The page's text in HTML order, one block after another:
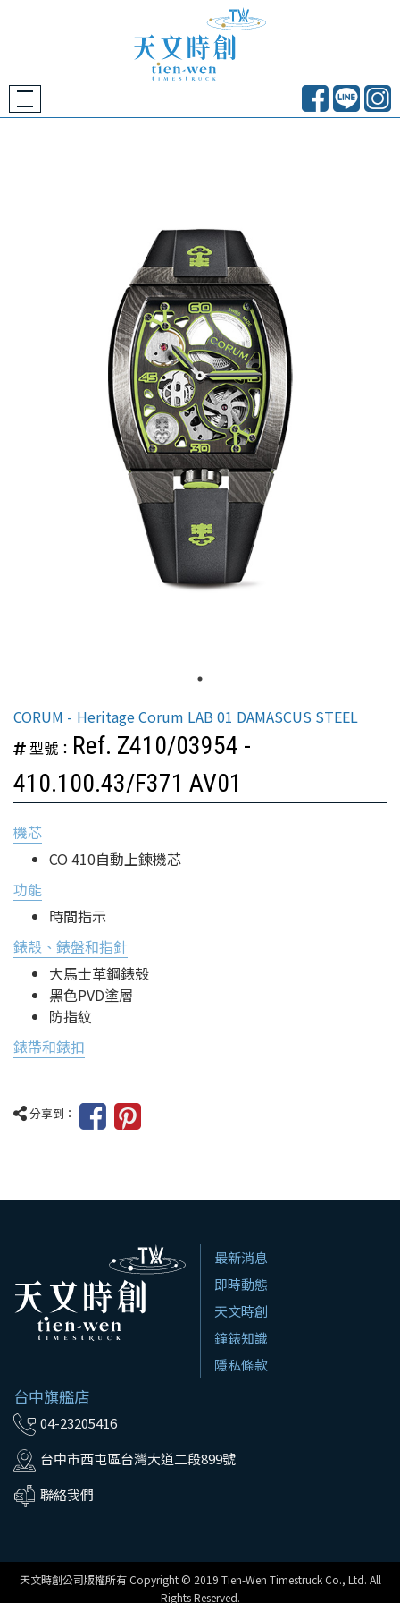
CORUM
Heritage Corum LAB 01 DAMASCUS STEEL
型號： Ref. Z410/03954 -
410.100.43/F371 AV01
機芯
CO 410自動上鍊機芯
功能
時間指示
錶殼、錶盤和指針
大馬士革鋼錶殼
黑色PVD塗層
防指紋
錶帶和錶扣
分享到：
台中旗艦店
04-23205416
台中市西屯區台灣大道二段899號
聯絡我們
最新消息
即時動態
天文時創
鐘錶知識
隱私條款
天文時創公司版權所有 Copyright © 2019 Tien-Wen Timestruck Co., Ltd. All
Rights Reserved.